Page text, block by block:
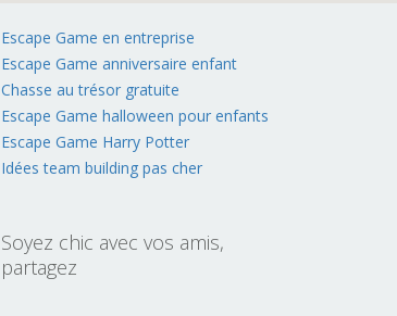
Escape Game en entreprise
Escape Game anniversaire enfant
Chasse au trésor gratuite
Escape Game halloween pour enfants
Escape Game Harry Potter
Idées team building pas cher
Soyez chic avec vos amis,
partagez